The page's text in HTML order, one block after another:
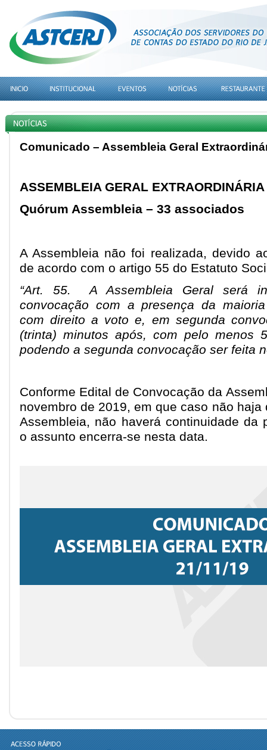
Comunicado – Assembleia Geral
ASSEMBLEIA GERAL
Quórum Assembleia – 33 associados
A Assembleia não foi realizada, devido
de acordo com o artigo 55 do Estatuto
“Art. 55. A Assembleia Geral será
convocação com a presença da
com direito a voto e, em segunda
(trinta) minutos após, com pelo menos
podendo a segunda convocação ser feita
Conforme Edital de Convocação da
novembro de 2019, em que caso não
Assembleia, não haverá continuidade da
o assunto encerra-se nesta data.